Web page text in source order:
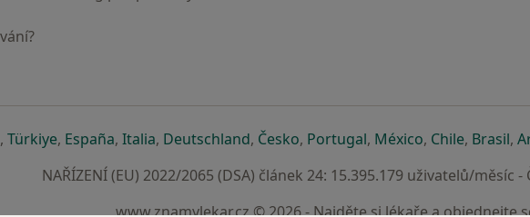
otevře v nové záložce
, Türkiyese otevře v nové záložce
, Españase otevře v nové záložce
, Italiase otevře v nové záložce
, Deutschlandse otevře v nové záložce
, Českose otevře v nové záložce
, Portugalse otevře v nové
, Méxicose otevře v
, Chilese otevře
, Brasilse
,
NAŘÍZENÍ (EU) 2022/2065 (DSA) článek 24: 15.395.179 uživatelů/měsíc -
www.znamylekar.cz © 2026 - Najděte si lékaře a objednejte